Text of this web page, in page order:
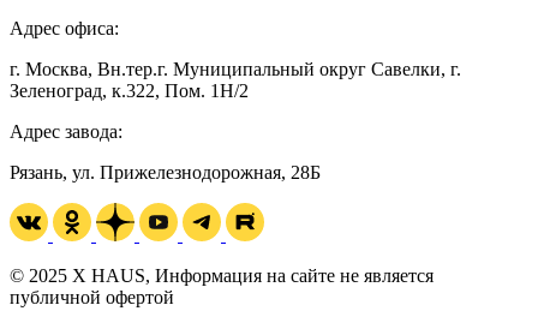
Адрес офиса:
г. Москва, Вн.тер.г. Муниципальный округ Савелки, г.
Зеленоград, к.322, Пом. 1Н/2
Адрес завода:
Рязань, ул. Прижелезнодорожная, 28Б
© 2025 X HAUS, Информация на сайте не является
публичной офертой